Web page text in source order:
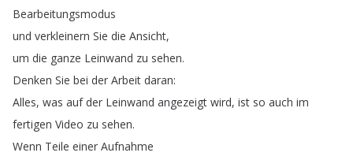
Bearbeitungsmodus
und verkleinern Sie die Ansicht,
um die ganze Leinwand zu sehen.
Denken Sie bei der Arbeit daran:
Alles, was auf der Leinwand angezeigt wird, ist so auch im
fertigen Video zu sehen.
Wenn Teile einer Aufnahme